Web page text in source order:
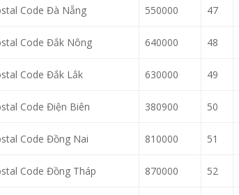
Code Đà Nẵng 550000 47
Code Đắk Nông 640000 48
Code Đắk Lắk 630000 49
Code Điện Biên 380900 50
Code Đồng Nai 810000 51
Code Đồng Tháp 870000 52